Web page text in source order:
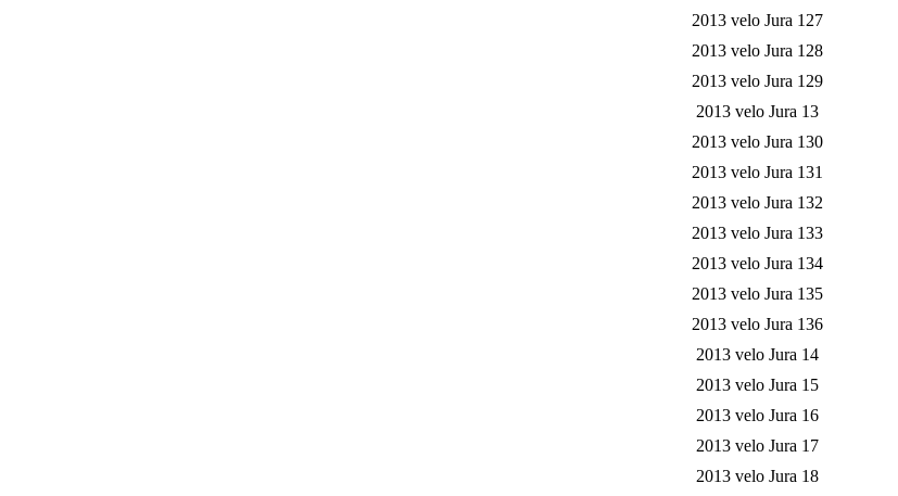
2013 velo Jura 127
2013 velo Jura 128
2013 velo Jura 129
2013 velo Jura 13
2013 velo Jura 130
2013 velo Jura 131
2013 velo Jura 132
2013 velo Jura 133
2013 velo Jura 134
2013 velo Jura 135
2013 velo Jura 136
2013 velo Jura 14
2013 velo Jura 15
2013 velo Jura 16
2013 velo Jura 17
2013 velo Jura 18